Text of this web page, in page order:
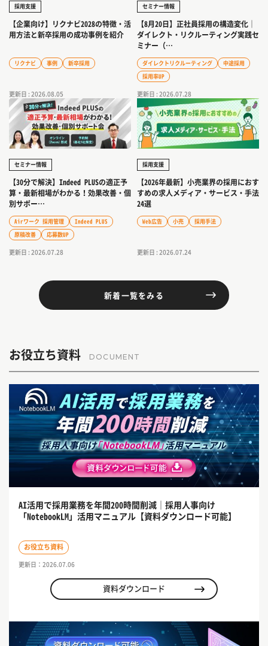
採用支援
【企業向け】リクナビ2028の特徴・活
用方法と新卒採用の成功事例を紹介
リクナビ 事例 新卒採用
更新日 : 2026.08.05
セミナー情報
【8月20日】正社員採用の構造変化｜
ダイレクト・リクルーティング実践セ
ミナー（…
ダイレクトリクルーティング
中途採用
採用率UP
更新日 : 2026.07.28
セミナー情報
【30分で解決】Indeed PLUSの適正予
算・最新相場がわかる！効果改善・個
別サポー…
Airワーク 採用管理
Indeed PLUS
原稿改善
応募数UP
更新日 : 2026.07.28
採用支援
【2026年最新】小売業界の採用におす
すめの求人メディア・サービス・手法
24選
Web広告 小売 採用手法
更新日 : 2026.07.24
新着一覧をみる
お役立ち資料 DOCUMENT
AI活用で採用業務を年間200時間削減｜採用人事向け
「NotebookLM」活用マニュアル【資料ダウンロード可能】
お役立ち資料
更新日：2026.07.06
資料ダウンロード